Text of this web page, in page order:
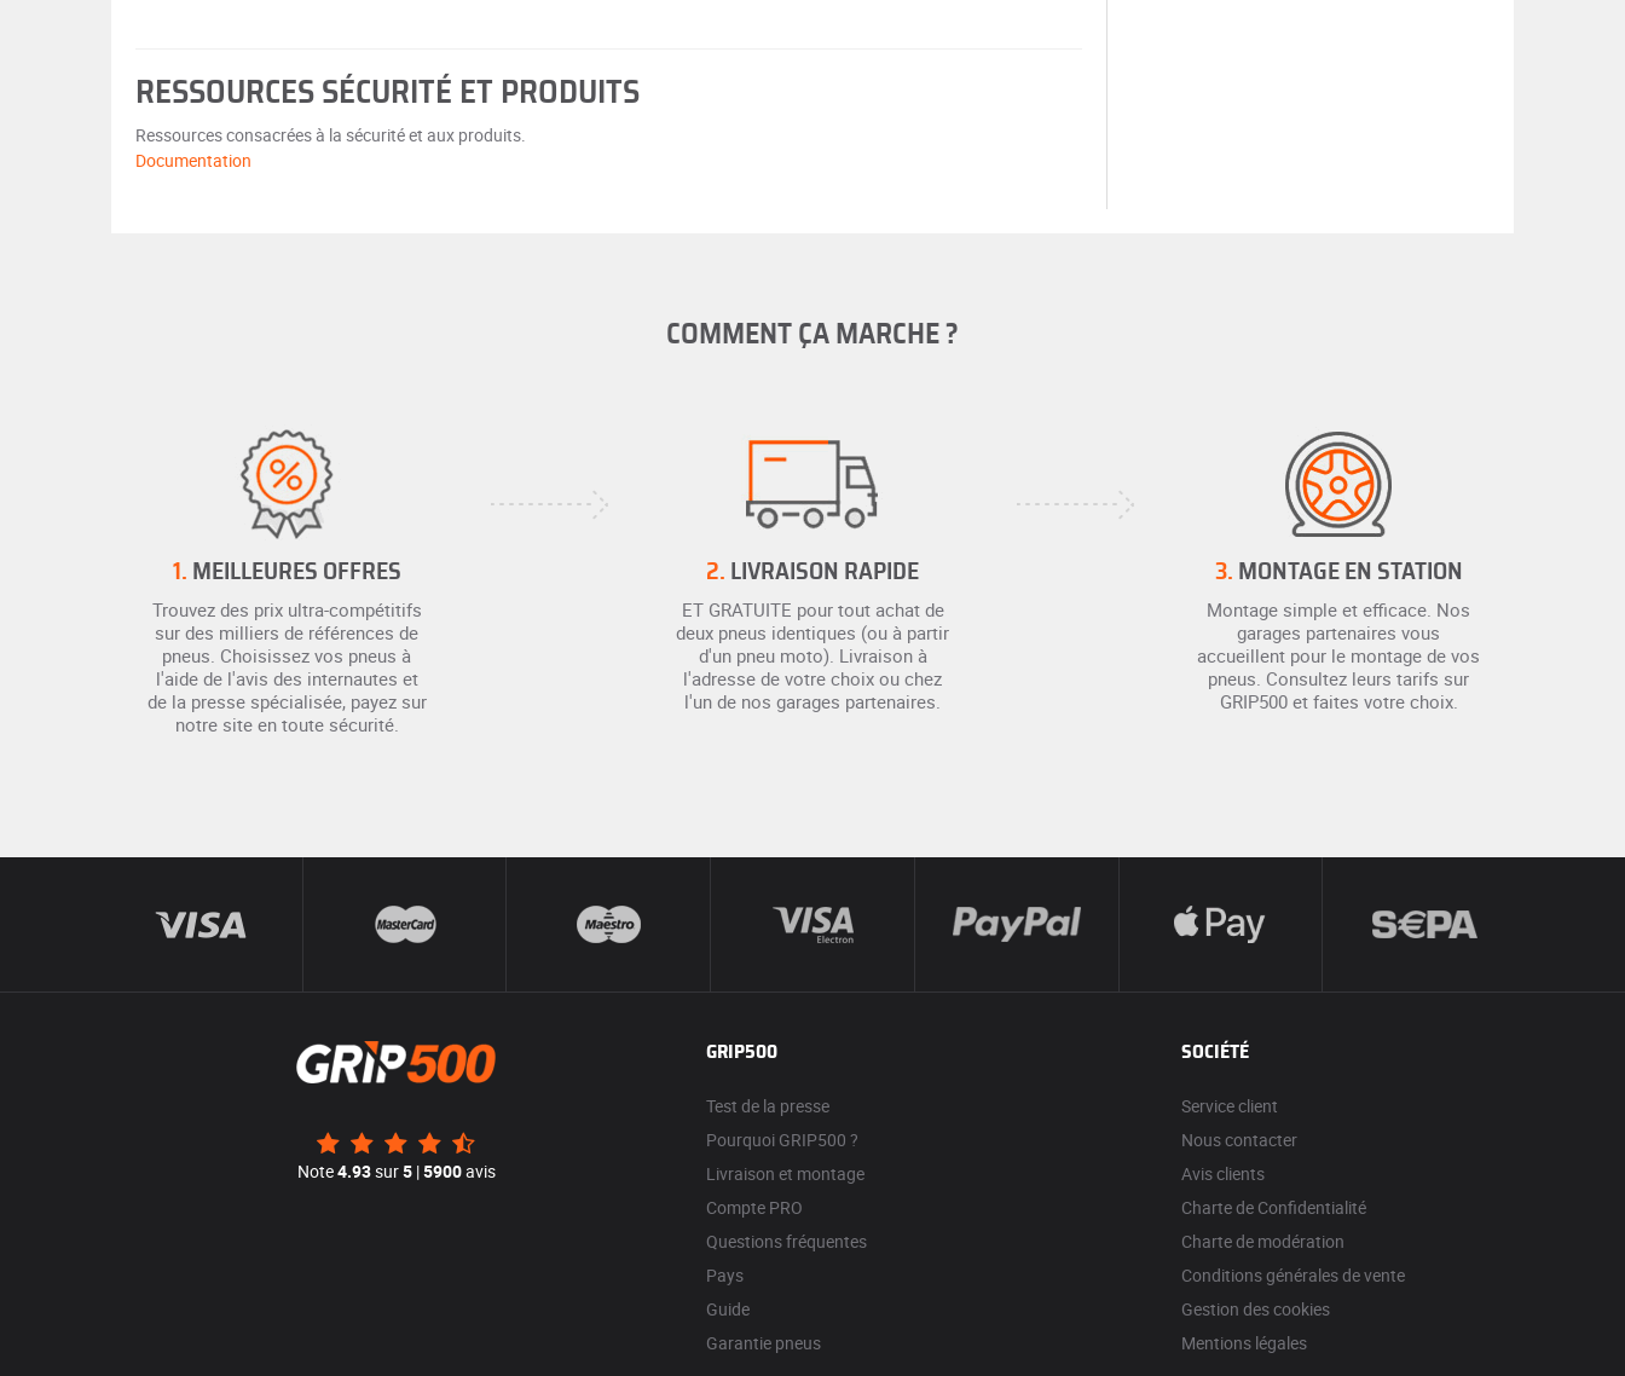
RESSOURCES SÉCURITÉ ET PRODUITS
Ressources consacrées à la sécurité et aux produits.
Documentation
COMMENT ÇA MARCHE ?
1. MEILLEURES OFFRES
Trouvez des prix ultra-compétitifs
sur des milliers de références de
pneus. Choisissez vos pneus à
l'aide de l'avis des internautes et
de la presse spécialisée, payez sur
notre site en toute sécurité.
2. LIVRAISON RAPIDE
ET GRATUITE pour tout achat de
deux pneus identiques (ou à partir
d'un pneu moto). Livraison à
l'adresse de votre choix ou chez
l'un de nos garages partenaires.
3. MONTAGE EN STATION
Montage simple et efficace. Nos
garages partenaires vous
accueillent pour le montage de vos
pneus. Consultez leurs tarifs sur
GRIP500 et faites votre choix.
Note4.93sur5|5900avis
GRIP500
Test de la presse
Pourquoi GRIP500 ?
Livraison et montage
Compte PRO
Questions fréquentes
Pays
Guide
Garantie pneus
SOCIÉTÉ
Service client
Nous contacter
Avis clients
Charte de Confidentialité
Charte de modération
Conditions générales de vente
Gestion des cookies
Mentions légales